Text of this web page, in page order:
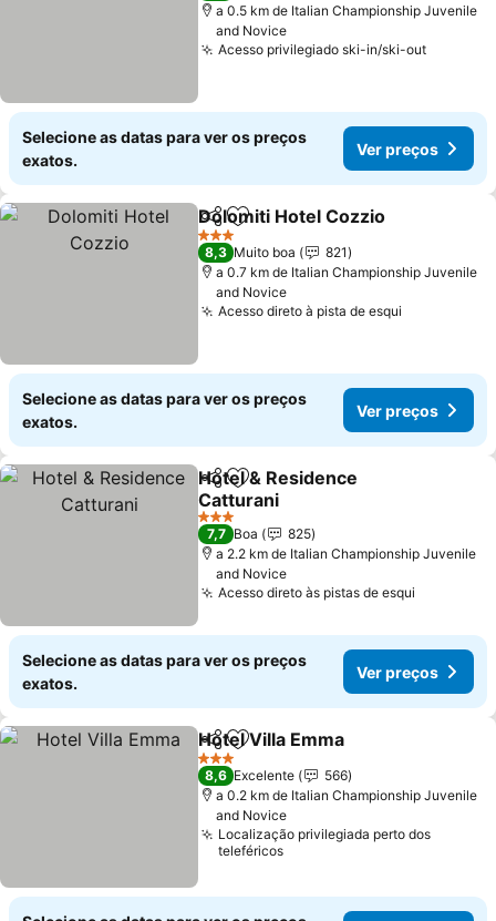
a 0.5 km de Italian Championship Juvenile
and Novice
Acesso privilegiado ski-in/ski-out
Selecione as datas para ver os preços
exatos.
Ver preços
PartilharAdicionar aos favoritos
Dolomiti Hotel Cozzio
3 Estrelas
8,3 Muito boa
821
a 0.7 km de Italian Championship Juvenile
and Novice
Acesso direto à pista de esqui
Selecione as datas para ver os preços
exatos.
Ver preços
PartilharAdicionar aos favoritos
Hotel & Residence
Catturani
3 Estrelas
7,7 Boa
825
a 2.2 km de Italian Championship Juvenile
and Novice
Acesso direto às pistas de esqui
Selecione as datas para ver os preços
exatos.
Ver preços
PartilharAdicionar aos favoritos
Hotel Villa Emma
3 Estrelas
8,6 Excelente
566
a 0.2 km de Italian Championship Juvenile
and Novice
Localização privilegiada perto dos
teleféricos